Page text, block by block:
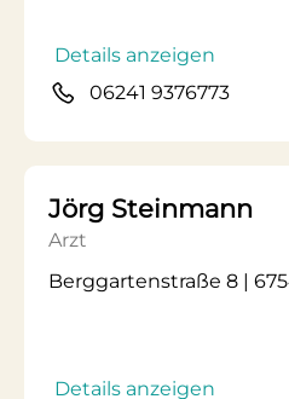
Details anzeigen
06241 9376773
Jörg Steinmann
Arzt
Berggartenstraße 8 |
Details anzeigen